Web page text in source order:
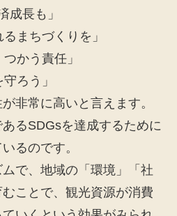
成長も」
まちづくりを」
かう責任」
ろう」
非常に高いと言えます。
るSDGsを達成するために
るのです。
で、地域の「環境」「社
ことで、観光資源が消費